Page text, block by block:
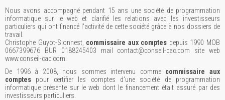
Nous avons accompagné pendant 15 ans une société de programmation
informatique sur le web et clarifié les relations avec les investisseurs
particuliers qui ont financé l'activité de cette société grâce à nos dossiers de
travail.
Christophe Guyot-Sionnest, commissaire aux comptes depuis 1990 MOB
0667399676 BUR 0188245403 mail contact@conseil-cac.com site web
www.conseil-cac.com.
De 1996 à 2008, nous sommes intervenu comme commissaire aux
comptes pour certifier les comptes d'une société de programmation
informatique présente sur le web dont le financement était assuré par des
investisseurs particuliers.